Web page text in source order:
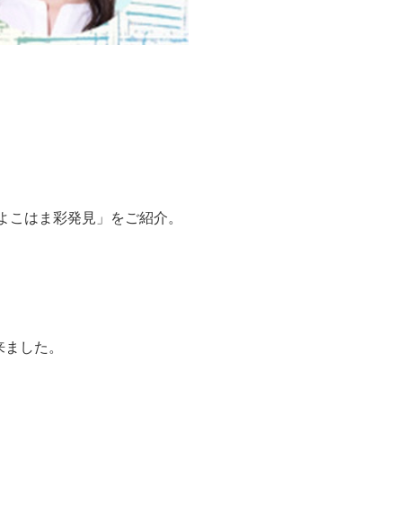
はま彩発見」をご紹介。
した。